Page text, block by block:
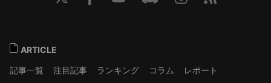
ARTICLE
記事一覧
注目記事 ランキング コラム
レポート